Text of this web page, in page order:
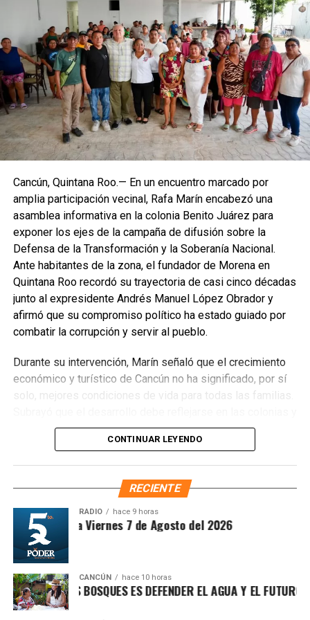
Villegas sostuvo que México debe transitar de acciones
aisladas a una política permanente de recuperación
ambiental que involucre a los tres órdenes de gobierno,
comunidades, universidades y sociedad civil. Recordó que
cerca del 70% del territorio nacional cuenta con cobertura
forestal y que el país concentra alrededor del 12% de la
biodiversidad mundial, lo que obliga a reforzar la
especialmente en el sureste mexicano.
La Jornada Nacional de Reforestación intervendrá
ecosistemas como bosques templados, selvas húmedas
y secas, matorrales, pastizales y manglares mediante la
plantación de 302 especies, de las cuales 261 son nativas
y 41 endémicas. Las acciones alcanzarán 37 Áreas
Naturales Protegidas y 17 Áreas Destinadas
Voluntariamente a la Conservación, con el objetivo de
recuperar territorios estratégicos y fortalecer la resiliencia
Finalmente, Marybel Villegas afirmó que reforestar es
proteger el agua, regenerar los suelos y construir
recursos naturales también significa defender nuestra
calidad de vida”, expresó.
Cancún, Quintana Roo.— En un encuentro marcado por
amplia participación vecinal, Rafa Marín encabezó una
asamblea informativa en la colonia Benito Juárez para
exponer los ejes de la campaña de difusión sobre la
Defensa de la Transformación y la Soberanía Nacional.
Ante habitantes de la zona, el fundador de Morena en
Quintana Roo recordó su trayectoria de casi cinco décadas
junto al expresidente Andrés Manuel López Obrador y
afirmó que su compromiso político ha estado guiado por
combatir la corrupción y servir al pueblo.
Durante su intervención, Marín señaló que el crecimiento
económico y turístico de Cancún no ha significado, por sí
solo, mejores condiciones de vida para todas las familias.
en quienes históricamente han permanecido rezagados,
destacando el impacto de los programas sociales, el
incremento del salario mínimo y las inversiones federales
realizadas en el sureste durante el gobierno de López
Obrador. Enfatizó que estos avances deben consolidarse
para garantizar bienestar y justicia social.
CONTINUAR LEYENDO
RECIENTE
RADIO hace 9 horas
Matutina Viernes 7 de Agosto del 2026
CANCÚN hace 10 horas
LOS BOSQUES ES DEFENDER EL AGUA Y EL FUTURO